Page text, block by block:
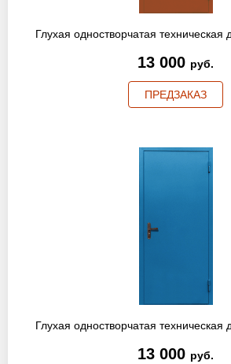
Глухая одностворчатая техническая
13 000 руб.
ПРЕДЗАКАЗ
Глухая одностворчатая техническая
13 000 руб.